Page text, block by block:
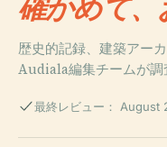
確かめて、
歴史的記録、建築アー
Audiala編集チームが調
最終レビュー： August